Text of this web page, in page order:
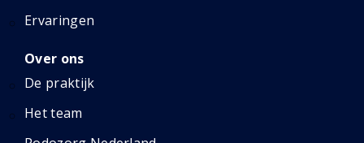
Ervaringen
Over ons
De praktijk
Het team